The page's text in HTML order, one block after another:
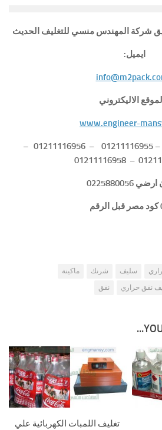
شركة المهندس منسي للتغليف الحديث
ايميل:
الموقع الاليكتروني
www.engineer-
موبايل: 01211116954 – 01211116955 – 01211116956 –
0225880056
سليف شرنك
ماكينة
نفق حراري
نفق
تغليف اللمبات الكهربائية علي